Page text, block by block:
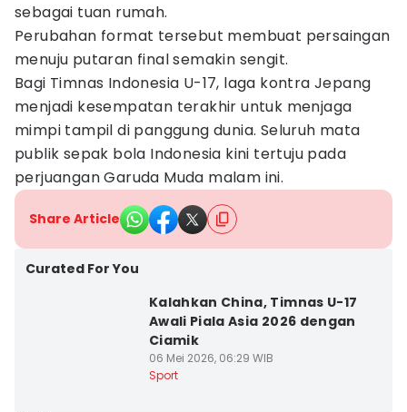
sebagai tuan rumah.
Perubahan format tersebut membuat persaingan
menuju putaran final semakin sengit.
Bagi Timnas Indonesia U-17, laga kontra Jepang
menjadi kesempatan terakhir untuk menjaga
mimpi tampil di panggung dunia. Seluruh mata
publik sepak bola Indonesia kini tertuju pada
perjuangan Garuda Muda malam ini.
Share Article
Curated For You
Kalahkan China, Timnas U-17
Awali Piala Asia 2026 dengan
Ciamik
06 Mei 2026, 06:29 WIB
Sport